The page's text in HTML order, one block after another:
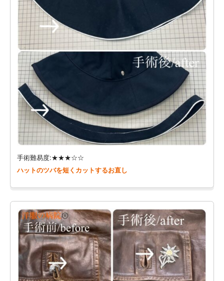
手術難易度:★★★☆☆
ハットのツバを短くカットするお直し